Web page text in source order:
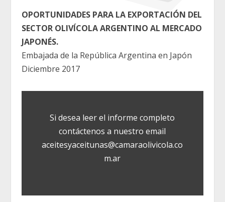
OPORTUNIDADES PARA LA EXPORTACIÓN DEL
SECTOR OLIVÍCOLA ARGENTINO AL MERCADO
JAPONÉS.
Embajada de la República Argentina en Japón
Diciembre 2017
Si desea leer el informe completo
contáctenos a nuestro email
aceitesyaceitunas@camaraolivicola.co
m.ar